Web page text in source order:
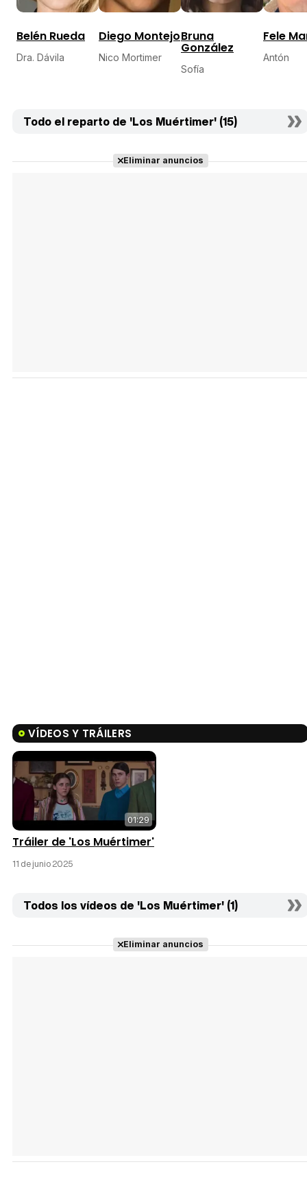
Belén Rueda
Dra. Dávila
Diego Montejo
Nico Mortimer
Bruna
González
Sofía
Fele
Antón
Todo el reparto de 'Los Muértimer' (15)
Eliminar anuncios
VÍDEOS Y TRÁILERS
01:29
Tráiler de 'Los Muértimer'
11 de junio 2025
Todos los vídeos de 'Los Muértimer' (1)
Eliminar anuncios